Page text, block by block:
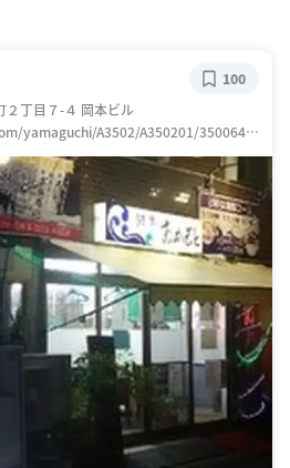
２丁目７-４ 岡本ビル
yamaguchi/A3502/A350201/3500641
100